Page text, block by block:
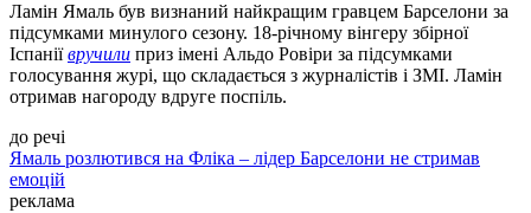
Ламін Ямаль був визнаний найкращим гравцем Барселони за
підсумками минулого сезону. 18-річному вінгеру збірної
Іспаніївручили приз імені Альдо Ровіри за підсумками
голосування журі, що складається з журналістів і ЗМІ. Ламін
отримав нагороду вдруге поспіль.
до речі
Ямаль розлютився на Фліка – лідер Барселони не стримав
емоцій
реклама